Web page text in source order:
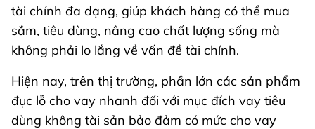
tài chính đa dạng, giúp khách hàng có thể mua
sắm, tiêu dùng, nâng cao chất lượng sống mà
không phải lo lắng về vấn đề tài chính.
Hiện nay, trên thị trường, phần lớn các sản phẩm
đục lỗ cho vay nhanh đối với mục đích vay tiêu
dùng không tài sản bảo đảm có mức cho vay